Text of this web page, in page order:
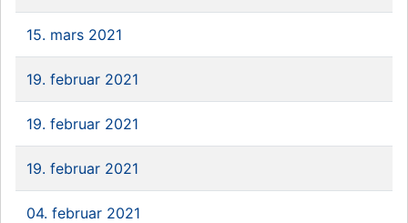
15. mars 2021
19. februar 2021
19. februar 2021
19. februar 2021
04. februar 2021